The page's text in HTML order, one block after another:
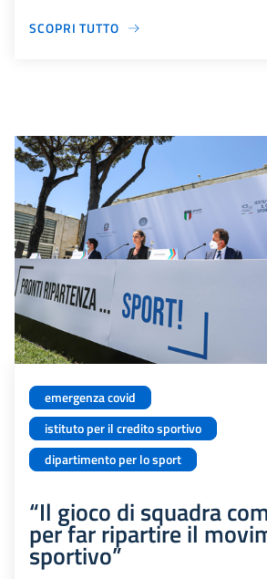
SCOPRI TUTTO
emergenza covid
istituto per il credito sportivo
dipartimento per lo sport
“Il gioco di squadra
per far ripartire il
sportivo”